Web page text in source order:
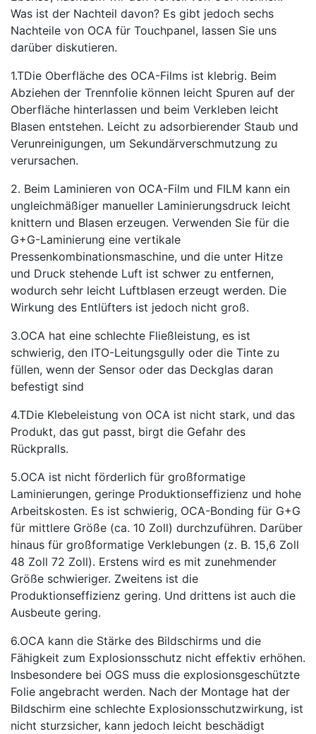
Was ist der Nachteil davon? Es gibt jedoch sechs
Nachteile von OCA für Touchpanel, lassen Sie uns
darüber diskutieren.
1.TDie Oberfläche des OCA-Films ist klebrig. Beim
Abziehen der Trennfolie können leicht Spuren auf der
Oberfläche hinterlassen und beim Verkleben leicht
Blasen entstehen. Leicht zu adsorbierender Staub und
Verunreinigungen, um Sekundärverschmutzung zu
verursachen.
2. Beim Laminieren von OCA-Film und FILM kann ein
ungleichmäßiger manueller Laminierungsdruck leicht
knittern und Blasen erzeugen. Verwenden Sie für die
G+G-Laminierung eine vertikale
Pressenkombinationsmaschine, und die unter Hitze
und Druck stehende Luft ist schwer zu entfernen,
wodurch sehr leicht Luftblasen erzeugt werden. Die
Wirkung des Entlüfters ist jedoch nicht groß.
3.OCA hat eine schlechte Fließleistung, es ist
schwierig, den ITO-Leitungsgully oder die Tinte zu
füllen, wenn der Sensor oder das Deckglas daran
befestigt sind
4.TDie Klebeleistung von OCA ist nicht stark, und das
Produkt, das gut passt, birgt die Gefahr des
Rückpralls.
5.OCA ist nicht förderlich für großformatige
Laminierungen, geringe Produktionseffizienz und hohe
Arbeitskosten. Es ist schwierig, OCA-Bonding für G+G
für mittlere Größe (ca. 10 Zoll) durchzuführen. Darüber
hinaus für großformatige Verklebungen (z. B. 15,6 Zoll
48 Zoll 72 Zoll). Erstens wird es mit zunehmender
Größe schwieriger. Zweitens ist die
Produktionseffizienz gering. Und drittens ist auch die
Ausbeute gering.
6.OCA kann die Stärke des Bildschirms und die
Fähigkeit zum Explosionsschutz nicht effektiv erhöhen.
Insbesondere bei OGS muss die explosionsgeschützte
Folie angebracht werden. Nach der Montage hat der
Bildschirm eine schlechte Explosionsschutzwirkung, ist
nicht sturzsicher, kann jedoch leicht beschädigt